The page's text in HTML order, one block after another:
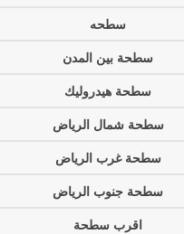
سطحه
سطحة بين المدن
سطحة هيدروليك
سطحة شمال الرياض
سطحة غرب الرياض
سطحة جنوب الرياض
اقرب سطحة